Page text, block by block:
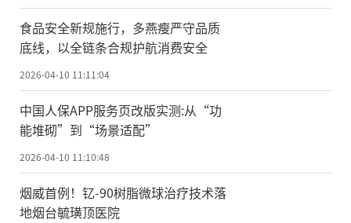
食品安全新规施行，多燕瘦严守品质
底线，以全链条合规护航消费安全
2026-04-10 11:11:04
中国人保APP服务页改版实测:从“功
能堆砌”到“场景适配”
2026-04-10 11:10:48
烟威首例！钇-90树脂微球治疗技术落
地烟台毓璜顶医院